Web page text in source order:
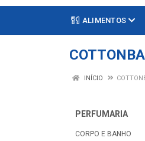
ALIMENTOS
INÍCIO
PERFUMARIA
CORPO E BANHO